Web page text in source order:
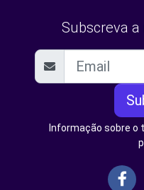
Subscreva a
Informação sobre